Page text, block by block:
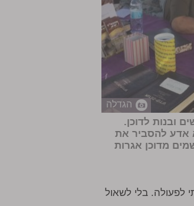
הגדלה
ובנות לדוכן.
אדע להסביר את
מדוכן אגרות
לפעולה. בלי לשאול